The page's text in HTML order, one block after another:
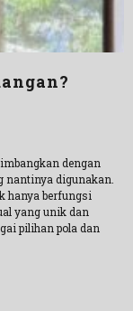
dengan
digunakan.
hanya berfungsi
yang unik dan
pilihan pola dan